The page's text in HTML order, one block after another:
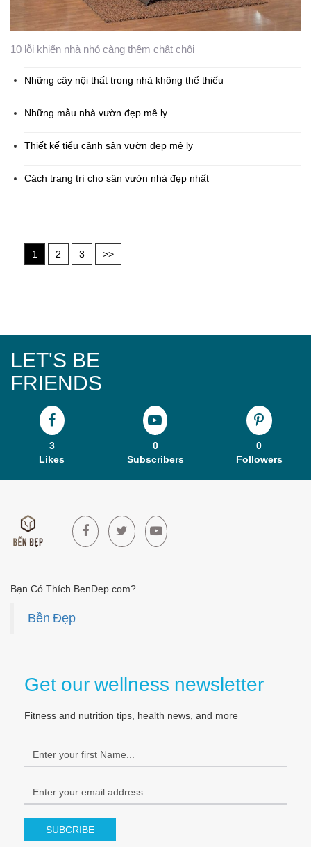
10 lỗi khiến nhà nhỏ càng thêm chật chội
Những cây nội thất trong nhà không thể thiếu
Những mẫu nhà vườn đẹp mê ly
Thiết kế tiểu cảnh sân vườn đẹp mê ly
Cách trang trí cho sân vườn nhà đẹp nhất
1 2 3 >>
LET'S BE
FRIENDS
3
Likes
0
Subscribers
0
Followers
Bạn Có Thích BenDep.com?
Bền Đẹp
Get our wellness newsletter
Fitness and nutrition tips, health news, and more
SUBCRIBE